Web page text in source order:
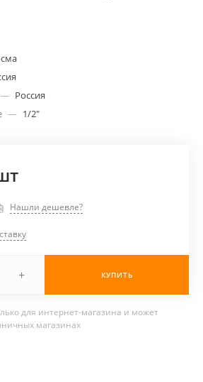
— Россия
— 1/2"
Нашли дешевле?
+ КУПИТЬ
для интернет-магазина и может
магазинах